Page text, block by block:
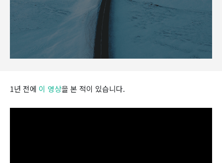
1년 전에 이 영상을 본 적이 있습니다.